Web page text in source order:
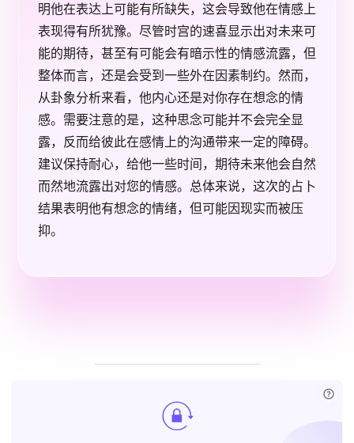
明他在表达上可能有所缺失，这会导致他在情感上
表现得有所犹豫。尽管时宫的速喜显示出对未来可
能的期待，甚至有可能会有暗示性的情感流露，但
整体而言，还是会受到一些外在因素制约。然而，
从卦象分析来看，他内心还是对你存在想念的情
感。需要注意的是，这种思念可能并不会完全显
露，反而给彼此在感情上的沟通带来一定的障碍。
建议保持耐心，给他一些时间，期待未来他会自然
而然地流露出对您的情感。总体来说，这次的占卜
结果表明他有想念的情绪，但可能因现实而被压
抑。